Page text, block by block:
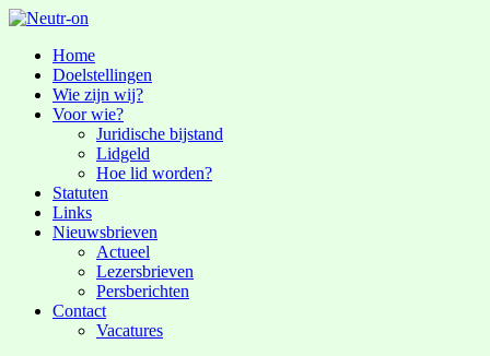
Home
Doelstellingen
Wie zijn wij?
Voor wie?
Juridische bijstand
Lidgeld
Hoe lid worden?
Statuten
Links
Nieuwsbrieven
Actueel
Lezersbrieven
Persberichten
Contact
Vacatures